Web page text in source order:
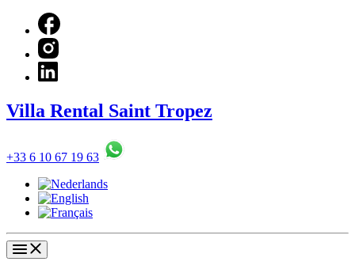
Villa Rental Saint Tropez
+33 6 10 67 19 63